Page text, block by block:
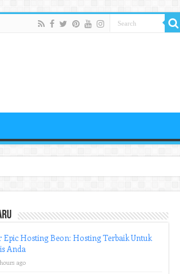
Epic Hosting Beon: Hosting Terbaik Untuk
Anda
ago